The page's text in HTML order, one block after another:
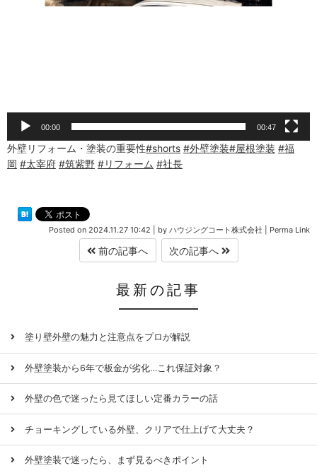
00:00 00:47
外壁リフォーム・塗装の重要性#shorts #外壁塗装#屋根塗装 #福
岡 #太宰府 #筑紫野 #リフォーム #社長
Posted on 2024.11.27 10:42 by ハウジングコート株式会社 Perma Link
前の記事へ 次の記事へ
最新の記事
塗り壁外壁の魅力と注意点をプロが解説
外壁塗装から6年で板金が劣化…これ保証対象？
外壁の色で迷ったら見てほしい定番カラーの話
チョーキングしている外壁、クリアで仕上げて大丈夫？
外壁塗装で迷ったら、まず見るべきポイント